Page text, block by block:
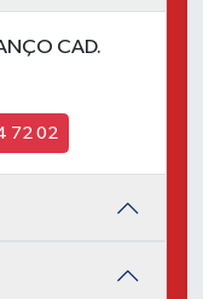
CAD.
72 02